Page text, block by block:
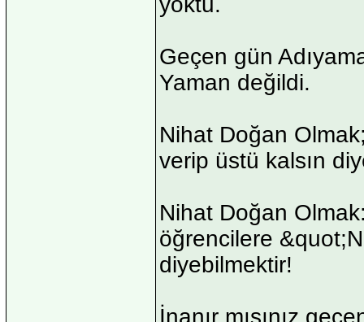
Geçen gün
Yaman değildi.
Nihat Doğan
verip üstü kalsın
Nihat Doğan
öğrencilere
diyebilmektir!
İnanır mısınız